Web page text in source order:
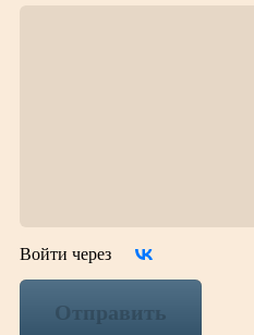
Войти через
Отправить